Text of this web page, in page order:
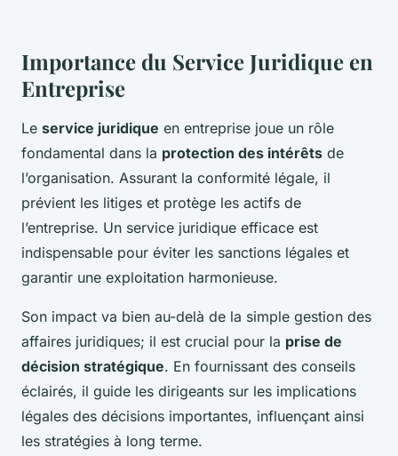
Importance du Service Juridique en
Entreprise
Le service juridique en entreprise joue un rôle
fondamental dans la protection des intérêts de
l’organisation. Assurant la conformité légale, il
prévient les litiges et protège les actifs de
l’entreprise. Un service juridique efficace est
indispensable pour éviter les sanctions légales et
garantir une exploitation harmonieuse.
Son impact va bien au-delà de la simple gestion des
affaires juridiques; il est crucial pour la prise de
décision stratégique. En fournissant des conseils
éclairés, il guide les dirigeants sur les implications
légales des décisions importantes, influençant ainsi
les stratégies à long terme.